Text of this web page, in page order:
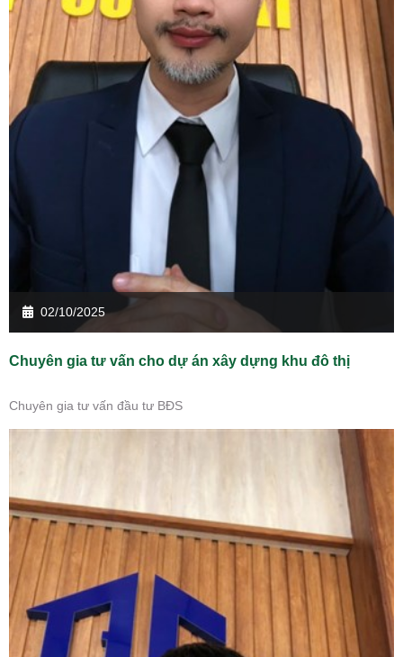
02/10/2025
Chuyên gia tư vấn cho dự án xây dựng khu đô thị
Chuyên gia tư vấn đầu tư BĐS